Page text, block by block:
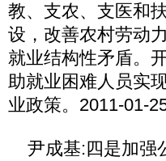
教、支农、支医和
设，改善农村劳动
就业结构性矛盾。
助就业困难人员实
业政策。2011-01-
尹成基:四是加强